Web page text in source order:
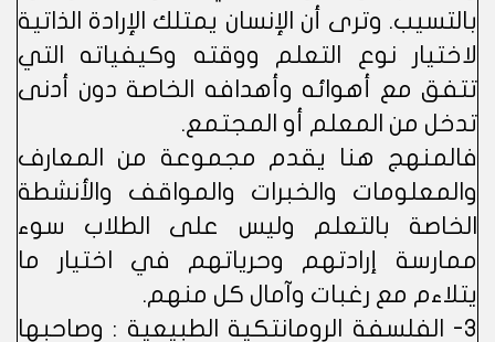
بالتسيب. وترى أن الإنسان يمتلك الإرادة الذاتية
لاختيار نوع التعلم ووقته وكيفياته التي
تتفق مع أهوائه وأهدافه الخاصة دون أدنى
تدخل من المعلم أو المجتمع.
فالمنهج هنا يقدم مجموعة من المعارف
والمعلومات والخبرات والمواقف والأنشطة
الخاصة بالتعلم وليس على الطلاب سوء
ممارسة إرادتهم وحرياتهم في اختيار ما
يتلاءم مع رغبات وآمال كل منهم.
3- الفلسفة الرومانتكية الطبيعية : وصاحبها